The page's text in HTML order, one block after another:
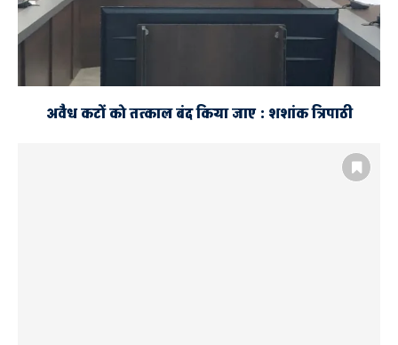
अवैध कटों को तत्काल बंद किया जाए : शशांक त्रिपाठी